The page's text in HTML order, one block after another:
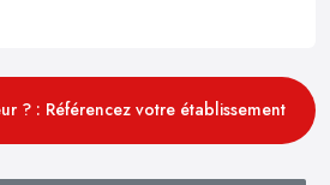
? : Référencez votre établissement